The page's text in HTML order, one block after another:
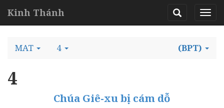
Kinh Thánh
MAT 4 (BPT)
4
Chúa Giê-xu bị cám dỗ